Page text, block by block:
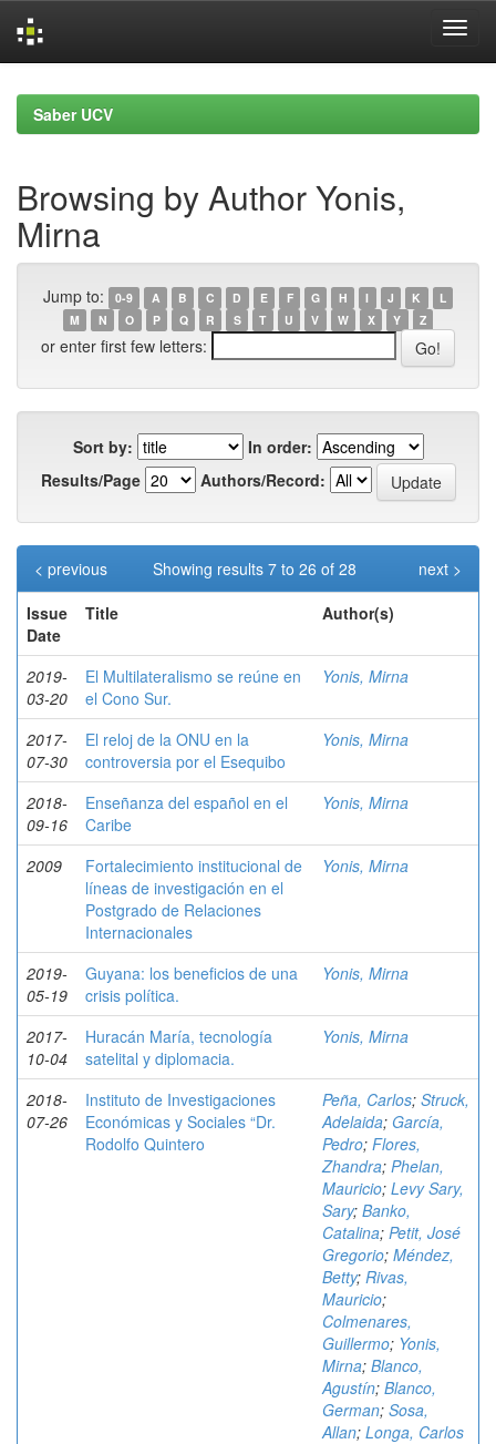
navigationSaber UCV
Browsing by Author Yonis,
Mirna
Jump to: 0-9 A B C D E F G H I J K
L
M
N O P Q R S T U V W X Y Z
or enter first few letters:
Sort by:
In order:
Results/Page
Authors/Record:
Showing results 7 to 26 of 28
< previous
next >
Issue
Date
Title Author(s)
2019-
03-20
El Multilateralismo se reúne en
el Cono Sur.
Yonis, Mirna
2017-
07-30
El reloj de la ONU en la
controversia por el Esequibo
Yonis, Mirna
2018-
09-16
Enseñanza del español en el
Caribe
Yonis, Mirna
2009
Fortalecimiento institucional de
líneas de investigación en el
Postgrado de Relaciones
Internacionales
Yonis, Mirna
2019-
05-19
Guyana: los beneficios de una
crisis política.
Yonis, Mirna
2017-
10-04
Huracán María, tecnología
satelital y diplomacia.
Yonis, Mirna
2018-
07-26
Instituto de Investigaciones
Económicas y Sociales “Dr.
Rodolfo Quintero
Peña, Carlos; Struck,
Adelaida; García,
Pedro; Flores,
Zhandra; Phelan,
Mauricio; Levy Sary,
Sary; Banko,
Catalina; Petit, José
Gregorio; Méndez,
Betty; Rivas,
Mauricio;
Colmenares,
Guillermo; Yonis,
Mirna; Blanco,
Agustín; Blanco,
German; Sosa,
Allan; Longa, Carlos